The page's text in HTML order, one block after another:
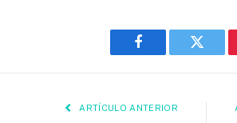
Facebook Twitter
ARTÍCULO ANTERIOR